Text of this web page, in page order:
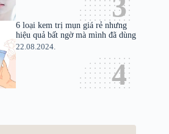
6 loại kem trị mụn giá rẻ nhưng
hiệu quả bất ngờ mà mình đã dùng
22.08.2024.